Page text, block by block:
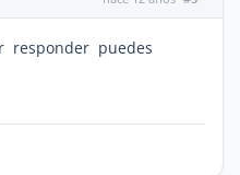
responder puedes